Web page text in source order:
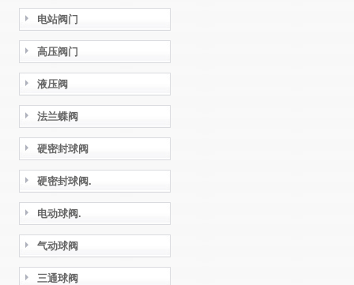
电站阀门
高压阀门
液压阀
法兰蝶阀
硬密封球阀
硬密封球阀.
电动球阀.
气动球阀
三通球阀